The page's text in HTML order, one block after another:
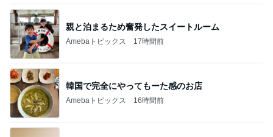
親と泊まるため奮発したスイートルーム
Amebaトピックス 17時間前
韓国で完全にやってもーた感のお店
Amebaトピックス 16時間前